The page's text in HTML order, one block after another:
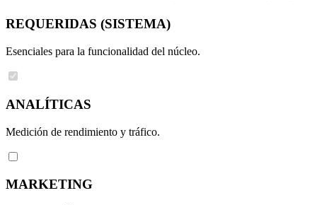
REQUERIDAS (SISTEMA)
Esenciales para la funcionalidad del núcleo.
ANALÍTICAS
Medición de rendimiento y tráfico.
MARKETING